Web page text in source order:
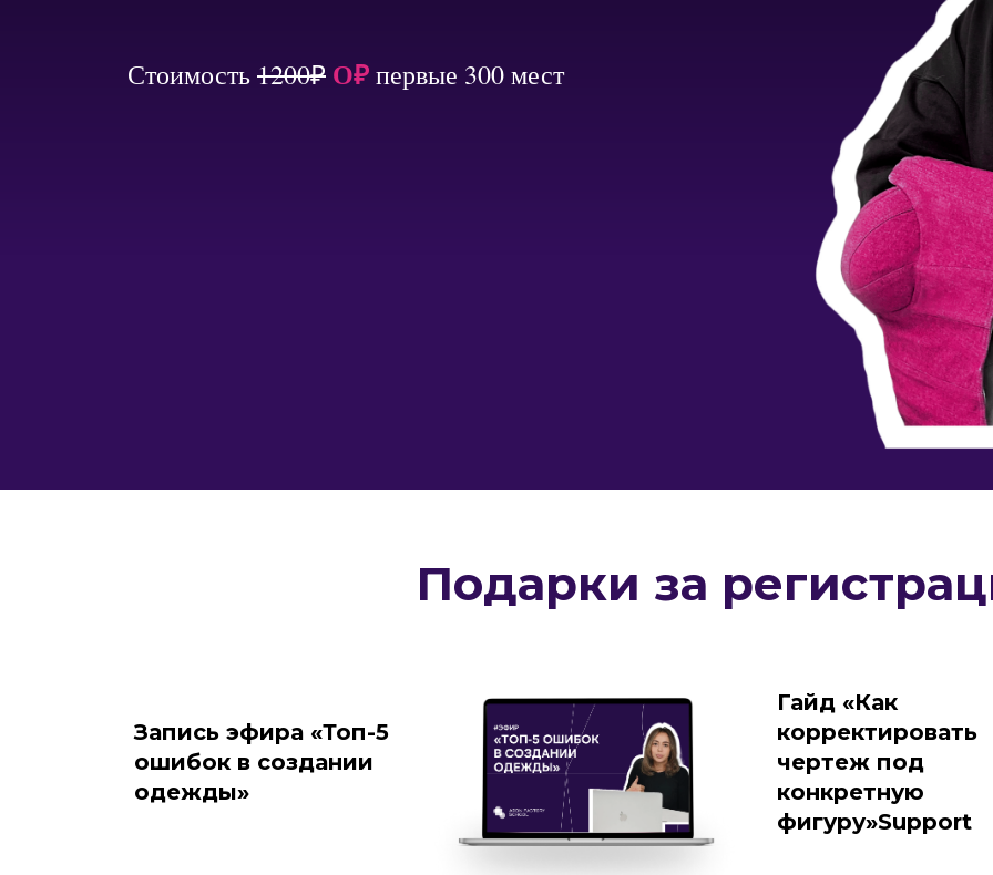
Стоимость1200₽ О₽первые 300 мест
Подарки за
Запись эфира «Топ-5
ошибок в создании
одежды»
Гайд «Как
корректировать
чертеж под
конкретную
фигуру»Support